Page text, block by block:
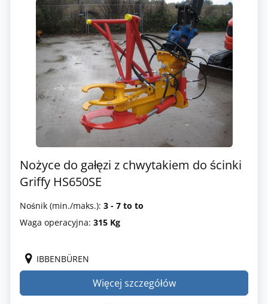
Nożyce do gałęzi z chwytakiem do ścinki
Griffy HS650SE
Nośnik (min./maks.): 3 - 7 to to
Waga operacyjna: 315 Kg
IBBENBÜREN
Więcej szczegółów